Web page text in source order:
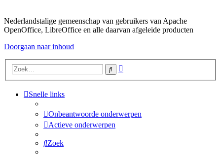
Nederlandstalige gemeenschap van gebruikers van Apache
OpenOffice, LibreOffice en alle daarvan afgeleide producten
Doorgaan naar inhoud
Zoek
Snelle links
Onbeantwoorde onderwerpen
Actieve onderwerpen
Zoek